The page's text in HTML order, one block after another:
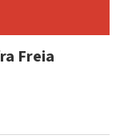
Freia